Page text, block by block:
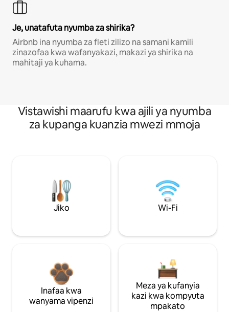
Je, unatafuta nyumba za shirika?
Airbnb ina nyumba za fleti zilizo na samani kamili
zinazofaa kwa wafanyakazi, makazi ya shirika na
mahitaji ya kuhama.
Vistawishi maarufu kwa ajili ya nyumba
za kupanga kuanzia mwezi mmoja
Jiko Wi-Fi
Inafaa kwa
wanyama vipenzi
Meza ya kufanyia
kazi kwa kompyuta
mpakato